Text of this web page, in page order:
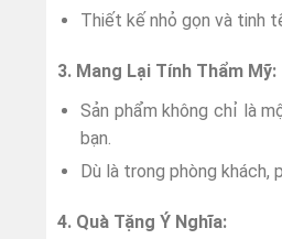
Thiết kế nhỏ gọn và tinh
3. Mang Lại Tính Thẩm Mỹ:
Sản phẩm không chỉ là
bạn.
Dù là trong phòng khách,
4. Quà Tặng Ý Nghĩa: